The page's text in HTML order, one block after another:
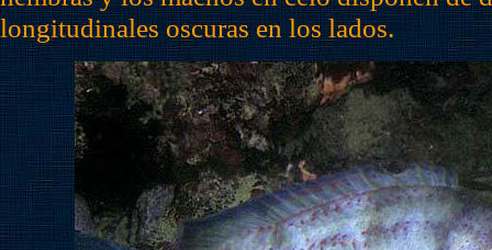
longitudinales oscuras en los lados.